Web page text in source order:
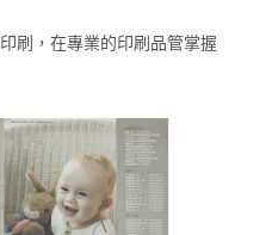
刷，在專業的印刷品管掌握